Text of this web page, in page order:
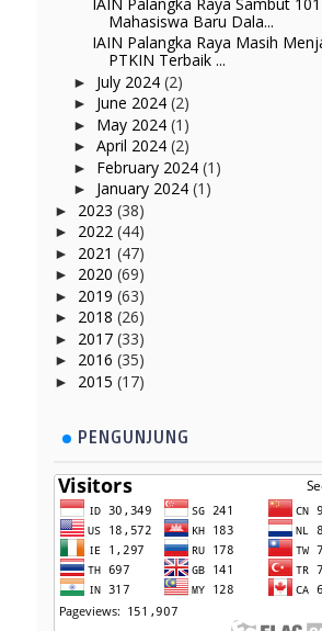
Mahasiswa Baru Dala...
IAIN Palangka Raya Masih
PTKIN Terbaik ...
► July 2024 (2)
► June 2024 (2)
► May 2024 (1)
► April 2024 (2)
► February 2024 (1)
► January 2024 (1)
► 2023 (38)
► 2022 (44)
► 2021 (47)
► 2020 (69)
► 2019 (63)
► 2018 (26)
► 2017 (33)
► 2016 (35)
► 2015 (17)
PENGUNJUNG